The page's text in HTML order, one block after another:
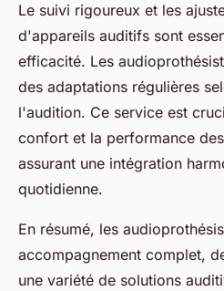
Le suivi rigoureux et les
d'appareils auditifs sont
efficacité. Les
des adaptations régulières
l'audition. Ce service est
confort et la performance
assurant une intégration
quotidienne.
En résumé, les
accompagnement complet,
une variété de solutions